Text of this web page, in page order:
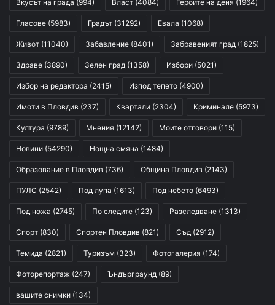
Вкусът на града (994) Власт (4084) Героите на деня (1964)
Гласове (5983) Градът (31292) Евала (1068)
Живот (11040) Забавление (8401) Забравеният град (1825)
Здраве (3890) Зелен град (1358) Избори (5021)
Избор на редактора (2415) Изпод тепето (4900)
Имоти в Пловдив (237) Квартали (2304) Криминале (5973)
Култура (9789) Мнения (12142) Моите отговори (115)
Новини (54290) Нощна смяна (1484)
Образование в Пловдив (736) Община Пловдив (2143)
ПУЛС (2542) Под лупа (1613) Под небето (6493)
Под ножа (2745) По следите (123) Разследване (1313)
Спорт (830) Спортен Пловдив (821) Съд (2912)
Темида (2821) Туризъм (323) Фотогалерия (174)
Фоторепортаж (247) Ъндърграунд (89)
вашите снимки (134)